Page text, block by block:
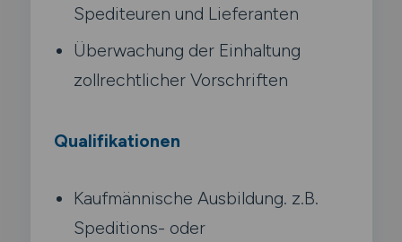
Spediteuren und Lieferanten
Überwachung der Einhaltung
zollrechtlicher Vorschriften
Qualifikationen
Kaufmännische Ausbildung. z.B.
Speditions- oder